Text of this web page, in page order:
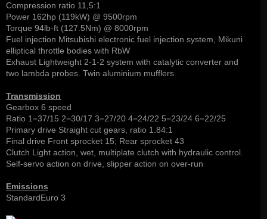
Compression ratio 11,5:1
Power 162hp (119kW) @ 9500rpm
Torque 94lb-ft (127.5Nm) @ 8000rpm
Fuel injection Mitsubishi electronic fuel injection system, Mikuni
elliptical throttle bodies with RbW
Exhaust Lightweight 2-1-2 system with catalytic converter and
two lambda probes. Twin aluminium mufflers
Transmission
Gearbox 6 speed
Ratio 1=37/15 2=30/17 3=27/20 4=24/22 5=23/24 6=22/25
Primary drive Straight cut gears, ratio 1.84:1
Final drive Front sprocket 15; Rear sprocket 43
Clutch Light action, wet, multiplate clutch with hydraulic control.
Self-servo action on drive, slipper action on over-run
Emissions
StandardEuro 3